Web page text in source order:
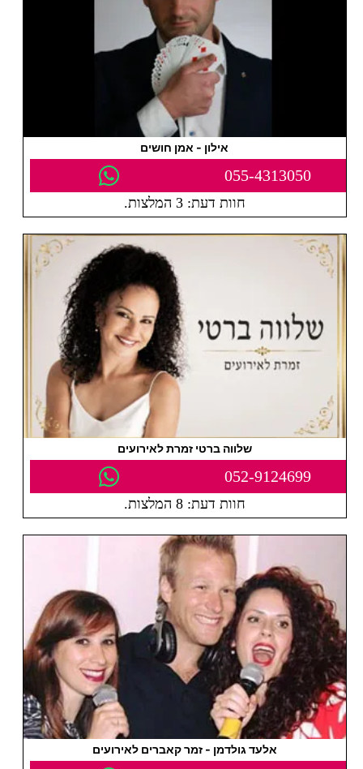
אילון - אמן חושים
055-4313050
חוות דעת: 3 המלצות.
שלווה ברטי זמרת לאירועים
052-9124699
חוות דעת: 8 המלצות.
אלעד גולדמן - זמר קאברים לאירועים